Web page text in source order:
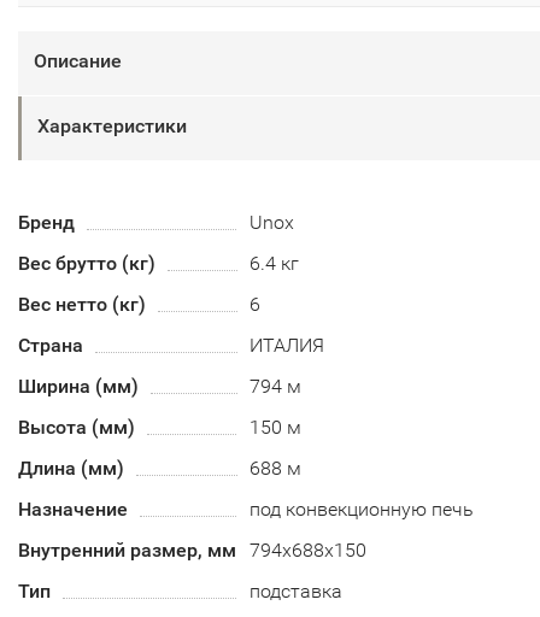
Описание
Характеристики
Бренд
Unox
Вес брутто (кг)
6.4 кг
Вес нетто (кг)
6
Страна
ИТАЛИЯ
Ширина (мм)
794 м
Высота (мм)
150 м
Длина (мм)
688 м
Назначение
под конвекционную печь
Внутренний размер, мм
794х688х150
Тип
подставка